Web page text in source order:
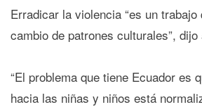
Erradicar la violencia “es un
cambio de patrones culturales”, dijo
“El problema que tiene Ecuador es
hacia las niñas y niños está